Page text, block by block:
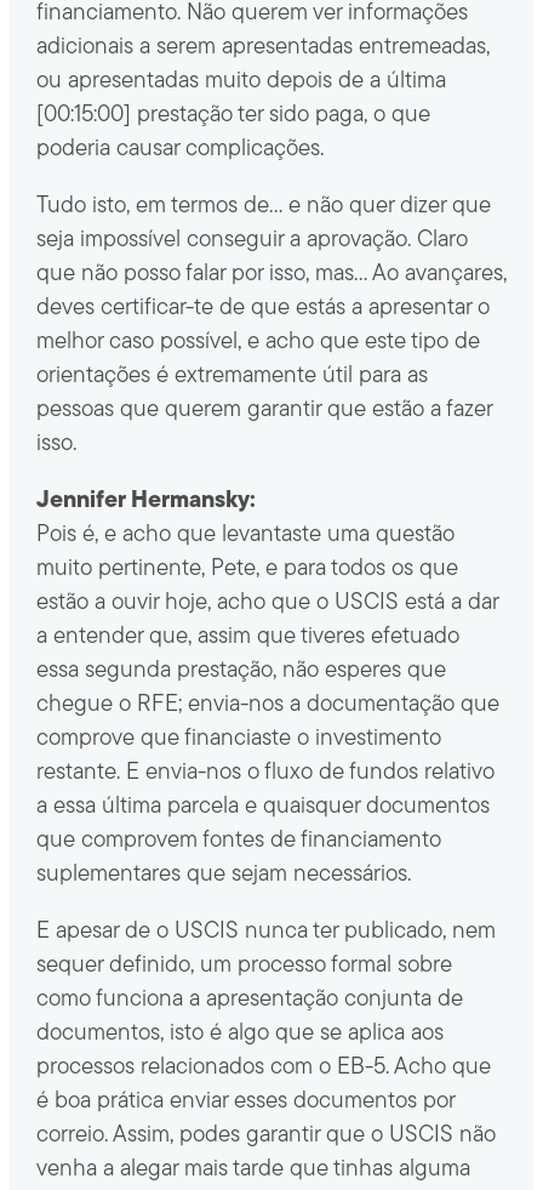
financiamento. Não querem ver informações
adicionais a serem apresentadas entremeadas,
ou apresentadas muito depois de a última
[00:15:00] prestação ter sido paga, o que
poderia causar complicações.
Tudo isto, em termos de… e não quer dizer que
seja impossível conseguir a aprovação. Claro
que não posso falar por isso, mas… Ao avançares,
deves certificar-te de que estás a apresentar o
melhor caso possível, e acho que este tipo de
orientações é extremamente útil para as
pessoas que querem garantir que estão a fazer
isso.
Jennifer Hermansky:
Pois é, e acho que levantaste uma questão
muito pertinente, Pete, e para todos os que
estão a ouvir hoje, acho que o USCIS está a dar
a entender que, assim que tiveres efetuado
essa segunda prestação, não esperes que
chegue o RFE; envia-nos a documentação que
comprove que financiaste o investimento
restante. E envia-nos o fluxo de fundos relativo
a essa última parcela e quaisquer documentos
que comprovem fontes de financiamento
suplementares que sejam necessários.
E apesar de o USCIS nunca ter publicado, nem
sequer definido, um processo formal sobre
como funciona a apresentação conjunta de
documentos, isto é algo que se aplica aos
processos relacionados com o EB-5. Acho que
é boa prática enviar esses documentos por
correio. Assim, podes garantir que o USCIS não
venha a alegar mais tarde que tinhas alguma